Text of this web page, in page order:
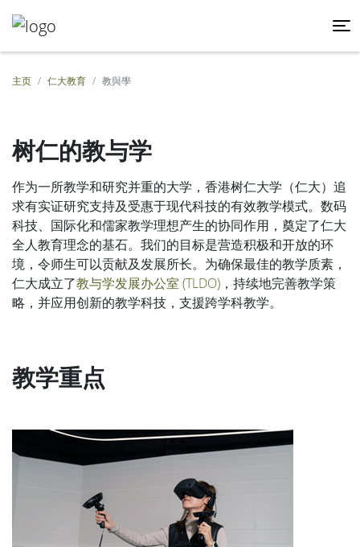
主页 仁大教育 教與學
树仁的教与学
作为一所教学和研究并重的大学，香港树仁大学（仁大）追
求有实证研究支持及受惠于现代科技的有效教学模式。数码
科技、国际化和儒家教学理想产生的协同作用，奠定了仁大
全人教育理念的基石。我们的目标是营造积极和开放的环
境，令师生可以贡献及发展所长。为确保最佳的教学质素，
仁大成立了教与学发展办公室 (TLDO) ，持续地完善教学策
略，并应用创新的教学科技，支援跨学科教学。
教学重点